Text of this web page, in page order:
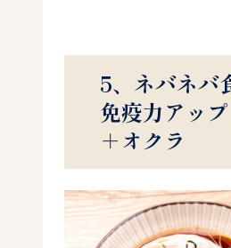
5、ネバネバ
免疫力アッ
＋オクラ